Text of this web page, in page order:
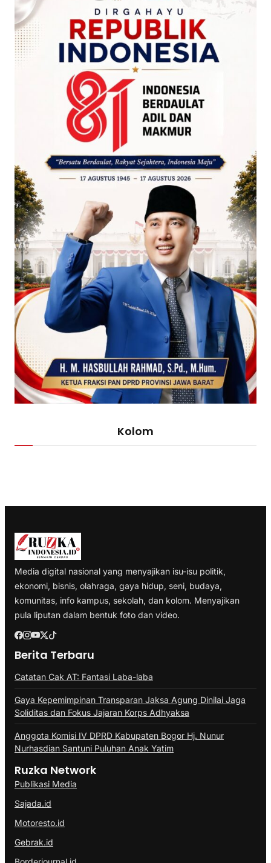
Kolom
Media digital nasional yang menyajikan isu-isu politik,
ekonomi, bisnis, olahraga, gaya hidup, seni, budaya,
komunitas, info kampus, sekolah, dan kolom. Menyajikan
pula liputan dalam bentuk foto dan video.
Berita Terbaru
Catatan Cak AT: Fantasi Laba-laba
Gaya Kepemimpinan Transparan Jaksa Agung Dinilai Jaga
Soliditas dan Fokus Jajaran Korps Adhyaksa
Anggota Komisi IV DPRD Kabupaten Bogor Hj. Nunur
Nurhasdian Santuni Puluhan Anak Yatim
Ruzka Network
Publikasi Media
Sajada.id
Motoresto.id
Gebrak.id